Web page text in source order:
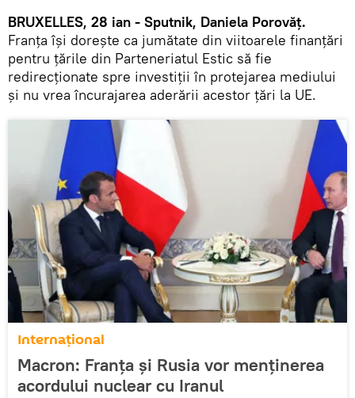
BRUXELLES, 28 ian - Sputnik, Daniela Porovăț.
Franța își dorește ca jumătate din viitoarele finanţări
pentru țările din Parteneriatul Estic să fie
redirecționate spre investiţii în protejarea mediului
și nu vrea încurajarea aderării acestor țări la UE.
Internaţional
Macron: Franța şi Rusia vor menţinerea
acordului nuclear cu Iranul